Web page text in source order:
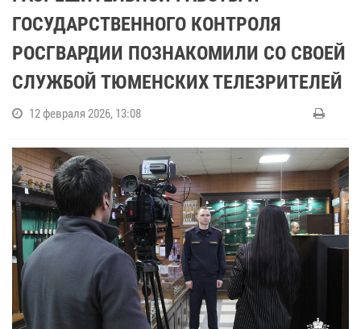
ГОСУДАРСТВЕННОГО КОНТРОЛЯ
РОСГВАРДИИ ПОЗНАКОМИЛИ СО СВОЕЙ
СЛУЖБОЙ ТЮМЕНСКИХ ТЕЛЕЗРИТЕЛЕЙ
12 февраля 2026, 13:08